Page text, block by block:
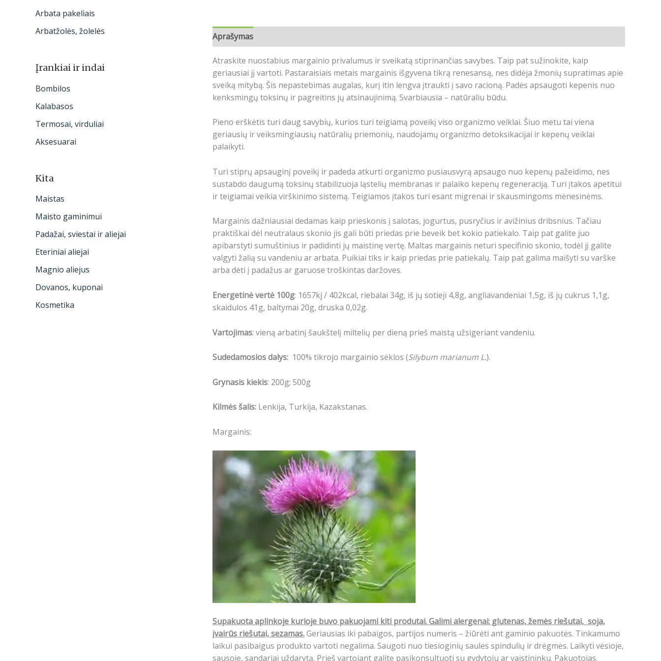
Arbata pakeliais
Arbatžolės, žolelės
Įrankiai ir indai
Bombilos
Kalabasos
Termosai, virduliai
Aksesuarai
Kita
Maistas
Maisto gaminimui
Padažai, sviestai ir aliejai
Eteriniai aliejai
Magnio aliejus
Dovanos, kuponai
Kosmetika
Aprašymas
Atraskite nuostabius margainio privalumus ir sveikatą stiprinančias savybes. Taip pat sužinokite, kaip
geriausiai jį vartoti. Pastaraisiais metais margainis išgyvena tikrą renesansą, nes didėja žmonių supratimas apie
sveiką mitybą. Šis nepastebimas augalas, kurį itin lengva įtraukti į savo racioną. Padės apsaugoti kepenis nuo
kenksmingų toksinų ir pagreitins jų atsinaujinimą. Svarbiausia – natūraliu būdu.
Pieno erškėtis turi daug savybių, kurios turi teigiamą poveikį viso organizmo veiklai. Šiuo metu tai viena
geriausių ir veiksmingiausių natūralių priemonių, naudojamų organizmo detoksikacijai ir kepenų veiklai
palaikyti.
Turi stiprų apsauginį poveikį ir padeda atkurti organizmo pusiausvyrą apsaugo nuo kepenų pažeidimo, nes
sustabdo daugumą toksinų stabilizuoja ląstelių membranas ir palaiko kepenų regeneraciją. Turi įtakos apetitui
ir teigiamai veikia virškinimo sistemą. Teigiamos įtakos turi esant migrenai ir skausmingoms mėnesinėms.
Margainis dažniausiai dedamas kaip prieskonis į salotas, jogurtus, pusryčius ir avižinius dribsnius. Tačiau
praktiškai dėl neutralaus skonio jis gali būti priedas prie beveik bet kokio patiekalo. Taip pat galite juo
apibarstyti sumuštinius ir padidinti jų maistinę vertę. Maltas margainis neturi specifinio skonio, todėl jį galite
valgyti žalią su vandeniu ar arbata. Puikiai tiks ir kaip priedas prie patiekalų. Taip pat galima maišyti su varške
arba dėti į padažus ar garuose troškintas daržoves.
Energetinė vertė 100g: 1657kj / 402kcal, riebalai 34g, iš jų sotieji 4,8g, angliavandeniai 1,5g, iš jų cukrus 1,1g,
skaidulos 41g, baltymai 20g, druska 0,02g.
Vartojimas: vieną arbatinį šaukštelį miltelių per dieną prieš maistą užsigeriant vandeniu.
Sudedamosios dalys: 100% tikrojo margainio sėklos (Silybum marianum L.).
Grynasis kiekis: 200g; 500g
Kilmės šalis: Lenkija, Turkija, Kazakstanas.
Margainis:
Supakuota aplinkoje kurioje buvo pakuojami kiti produtai. Galimi alergenai: glutenas, žemės riešutai, soja,
įvairūs riešutai, sezamas.Geriausias iki pabaigos, partijos numeris – žiūrėti ant gaminio pakuotės. Tinkamumo
laikui pasibaigus produkto vartoti negalima. Saugoti nuo tiesioginių saulės spindulių ir drėgmės. Laikyti vėsioje,
sausoje, sandariai uždarytą. Prieš vartojant galite pasikonsultuoti su gydytoju ar vaistininku. Pakuotojas.